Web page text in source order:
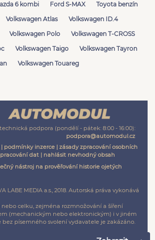
6 kombi Ford S-MAX
Toyota benzín
Volkswagen Atlas
Volkswagen ID.4
Volkswagen Polo
Volkswagen T-CROSS
Volkswagen Taigo
Volkswagen Tayron
Volkswagen Touareg
technická podpora (pondělí - pátek: 8:00 - 16:00):
podpora@automodul.cz
| podmínky inzerce | zásady zpracování osobních
dat | nahlásit nevhodný obsah
nástroj na prověřování historie ojetých
LABE MEDIA a.s., 2018. Autorská práva vykonává
celku, zejména rozmnožování a šíření
(mechanickým nebo elektronickým) i v jiném
bez písemného svolení vydavatele je zakázáno.